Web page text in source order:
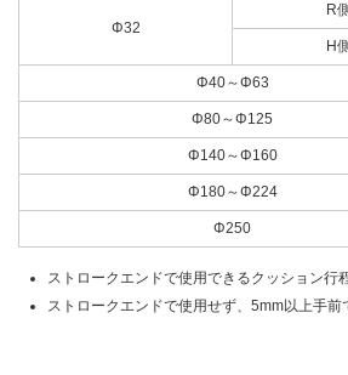
Φ32
R側
H側
Φ40～Φ63
Φ80～Φ125
Φ140～Φ160
Φ180～Φ224
Φ250
ストロークエンドで使用できるクッション行
ストロークエンドで使用せず、5mm以上手